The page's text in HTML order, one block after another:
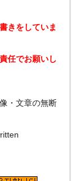
きをしていま
任でお願いし
・文章の無断